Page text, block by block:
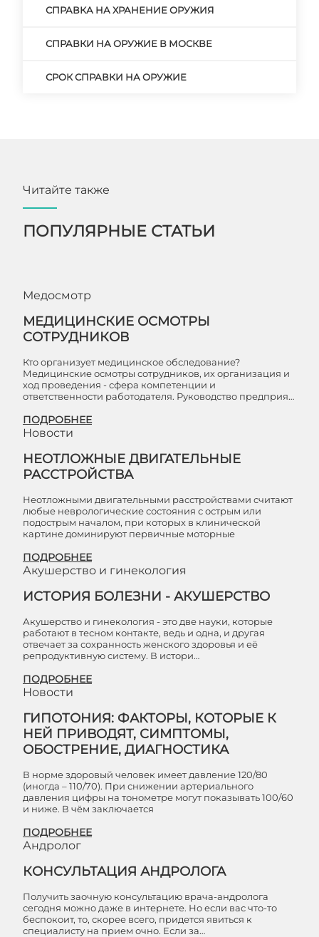
СПРАВКА НА ХРАНЕНИЕ ОРУЖИЯ
СПРАВКИ НА ОРУЖИЕ В МОСКВЕ
СРОК СПРАВКИ НА ОРУЖИЕ
Читайте также
ПОПУЛЯРНЫЕ СТАТЬИ
Медосмотр
МЕДИЦИНСКИЕ ОСМОТРЫ
СОТРУДНИКОВ
Кто организует медицинское обследование?
Медицинские осмотры сотрудников, их организация и
ход проведения - сфера компетенции и
ответственности работодателя. Руководство предприя…
ПОДРОБНЕЕ
Новости
НЕОТЛОЖНЫЕ ДВИГАТЕЛЬНЫЕ
РАССТРОЙСТВА
Неотложными двигательными расстройствами считают
любые неврологические состояния с острым или
подострым началом, при которых в клинической
картине доминируют первичные моторные
ПОДРОБНЕЕ
Акушерство и гинекология
ИСТОРИЯ БОЛЕЗНИ - АКУШЕРСТВО
Акушерство и гинекология - это две науки, которые
работают в тесном контакте, ведь и одна, и другая
отвечает за сохранность женского здоровья и её
репродуктивную систему. В истори…
ПОДРОБНЕЕ
Новости
ГИПОТОНИЯ: ФАКТОРЫ, КОТОРЫЕ К
НЕЙ ПРИВОДЯТ, СИМПТОМЫ,
ОБОСТРЕНИЕ, ДИАГНОСТИКА
В норме здоровый человек имеет давление 120/80
(иногда – 110/70). При снижении артериального
давления цифры на тонометре могут показывать 100/60
и ниже. В чём заключается
ПОДРОБНЕЕ
Андролог
КОНСУЛЬТАЦИЯ АНДРОЛОГА
Получить заочную консультацию врача-андролога
сегодня можно даже в интернете. Но если вас что-то
беспокоит, то, скорее всего, придется явиться к
специалисту на прием очно. Если за…